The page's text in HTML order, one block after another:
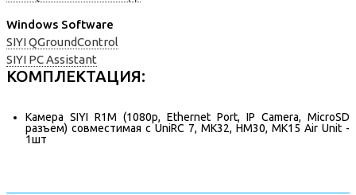
Windows Software
SIYI QGroundControl
SIYI PC Assistant
КОМПЛЕКТАЦИЯ:
Камера SIYI R1M (1080p, Ethernet Port, IP Camera, MicroSD
разъем) совместимая с UniRC 7, MK32, HM30, MK15 Air Unit -
1шт